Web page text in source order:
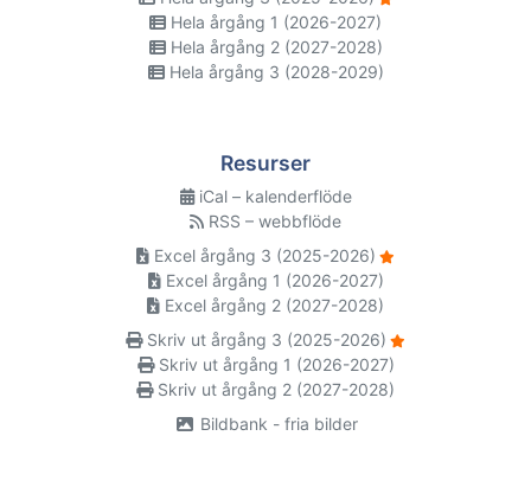
Hela årgång 1 (2026-2027)
Hela årgång 2 (2027-2028)
Hela årgång 3 (2028-2029)
Resurser
iCal – kalenderflöde
RSS – webbflöde
Excel årgång 3 (2025-2026)
Excel årgång 1 (2026-2027)
Excel årgång 2 (2027-2028)
Skriv ut årgång 3 (2025-2026)
Skriv ut årgång 1 (2026-2027)
Skriv ut årgång 2 (2027-2028)
Bildbank - fria bilder